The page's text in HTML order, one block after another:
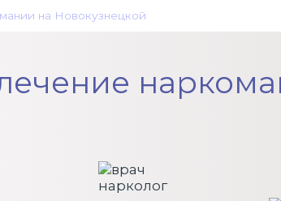
на Новокузнецкой